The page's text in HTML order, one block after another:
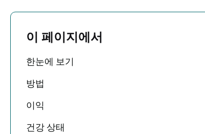
이 페이지에서
한눈에 보기
방법
이익
건강 상태